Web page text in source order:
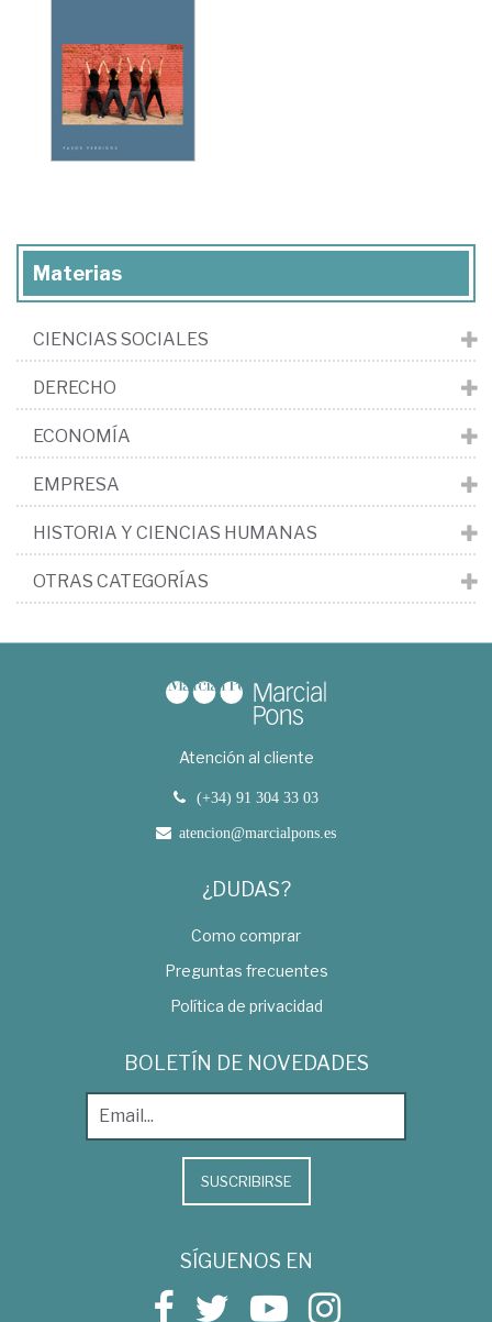
Materias
CIENCIAS SOCIALES
DERECHO
ECONOMÍA
EMPRESA
HISTORIA Y CIENCIAS HUMANAS
OTRAS CATEGORÍAS
Atención al cliente
(+34) 91 304 33 03
atencion@marcialpons.es
¿DUDAS?
Como comprar
Preguntas frecuentes
Política de privacidad
BOLETÍN DE NOVEDADES
SUSCRIBIRSE
SÍGUENOS EN